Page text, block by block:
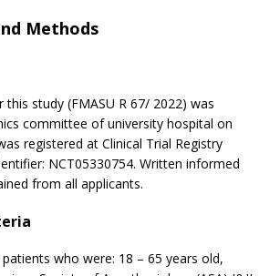
Methods
this study (FMASU R 67/ 2022) was
committee of university hospital on
registered at Clinical Trial Registry
NCT05330754. Written informed
from all applicants.
who were: 18 – 65 years old,